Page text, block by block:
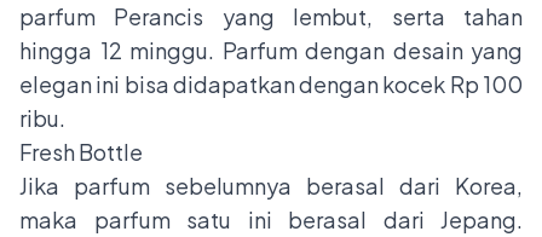
parfum Perancis yang lembut, serta tahan
hingga 12 minggu. Parfum dengan desain yang
elegan ini bisa didapatkan dengan kocek Rp 100
ribu.
Fresh Bottle
Jika parfum sebelumnya berasal dari Korea,
maka parfum satu ini berasal dari Jepang.